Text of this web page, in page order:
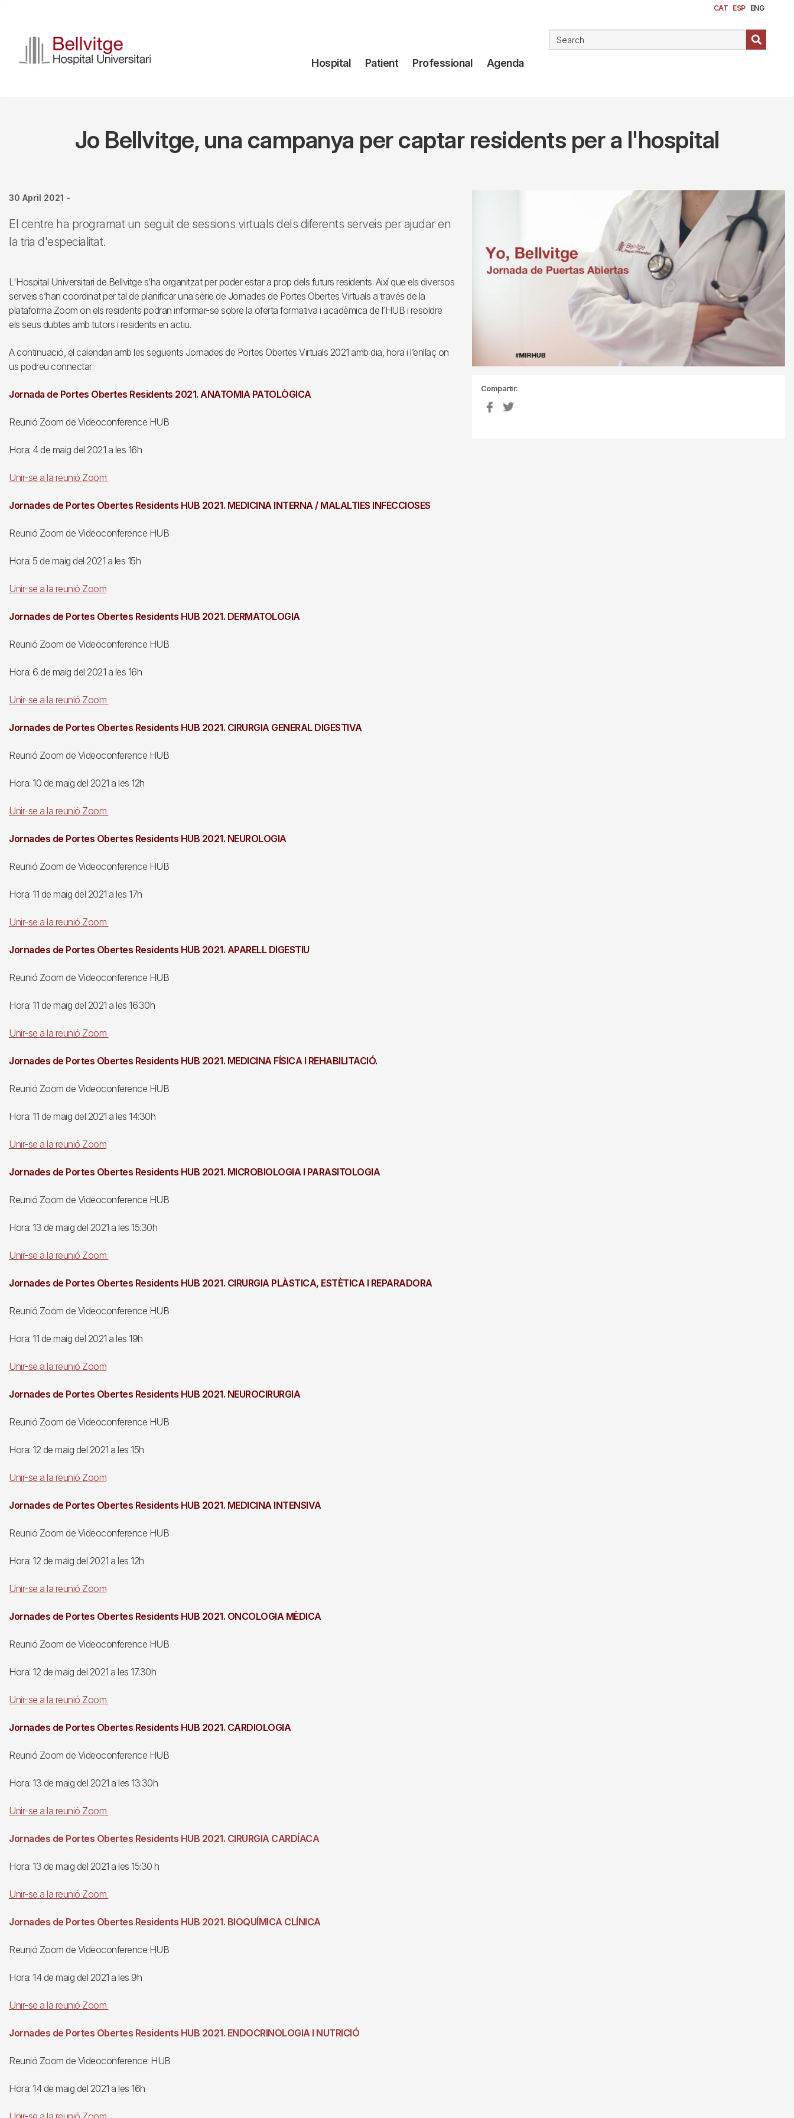
content
CAT ESP ENG
Navegación
Hospital Patient Professional Agenda
Jo Bellvitge, una campanya per captar residents per a l'hospital
30 April 2021 -
El centre ha programat un seguit de sessions virtuals dels diferents serveis per ajudar en
la tria d'especialitat.
L'Hospital Universitari de Bellvitge s’ha organitzat per poder estar a prop dels futurs residents. Així que els diversos
serveis s’han coordinat per tal de planificar una sèrie de Jornades de Portes Obertes Virtuals a través de la
plataforma Zoom on els residents podran informar-se sobre la oferta formativa i acadèmica de l’HUB i resoldre
els seus dubtes amb tutors i residents en actiu.
A continuació, el calendari amb les següents Jornades de Portes Obertes Virtuals 2021 amb dia, hora i l’enllaç on
us podreu connectar:
Jornada de Portes Obertes Residents 2021. ANATOMIA PATOLÒGICA
Reunió Zoom de Videoconference HUB
Hora: 4 de maig del 2021 a les 16h
Unir-se a la reunió Zoom
Jornades de Portes Obertes Residents HUB 2021. MEDICINA INTERNA / MALALTIES INFECCIOSES
Reunió Zoom de Videoconference HUB
Hora: 5 de maig del 2021 a les 15h
Unir-se a la reunió Zoom
Jornades de Portes Obertes Residents HUB 2021. DERMATOLOGIA
Reunió Zoom de Videoconference HUB
Hora: 6 de maig del 2021 a les 16h
Unir-se a la reunió Zoom
Jornades de Portes Obertes Residents HUB 2021. CIRURGIA GENERAL DIGESTIVA
Reunió Zoom de Videoconference HUB
Hora: 10 de maig del 2021 a les 12h
Unir-se a la reunió Zoom
Jornades de Portes Obertes Residents HUB 2021. NEUROLOGIA
Reunió Zoom de Videoconference HUB
Hora: 11 de maig del 2021 a les 17h
Unir-se a la reunió Zoom
Jornades de Portes Obertes Residents HUB 2021. APARELL DIGESTIU
Reunió Zoom de Videoconference HUB
Hora: 11 de maig del 2021 a les 16.30h
Unir-se a la reunió Zoom
Jornades de Portes Obertes Residents HUB 2021. MEDICINA FÍSICA I REHABILITACIÓ.
Reunió Zoom de Videoconference HUB
Hora: 11 de maig del 2021 a les 14:30h
Unir-se a la reunió Zoom
Jornades de Portes Obertes Residents HUB 2021. MICROBIOLOGIA I PARASITOLOGIA
Reunió Zoom de Videoconference HUB
Hora: 13 de maig del 2021 a les 15:30h
Unir-se a la reunió Zoom
Jornades de Portes Obertes Residents HUB 2021. CIRURGIA PLÀSTICA, ESTÈTICA I REPARADORA
Reunió Zoom de Videoconference HUB
Hora: 11 de maig del 2021 a les 19h
Unir-se a la reunió Zoom
Jornades de Portes Obertes Residents HUB 2021. NEUROCIRURGIA
Reunió Zoom de Videoconference HUB
Hora: 12 de maig del 2021 a les 15h
Unir-se a la reunió Zoom
Jornades de Portes Obertes Residents HUB 2021. MEDICINA INTENSIVA
Reunió Zoom de Videoconference HUB
Hora: 12 de maig del 2021 a les 12h
Unir-se a la reunió Zoom
Jornades de Portes Obertes Residents HUB 2021. ONCOLOGIA MÈDICA
Reunió Zoom de Videoconference HUB
Hora: 12 de maig del 2021 a les 17:30h
Unir-se a la reunió Zoom
Jornades de Portes Obertes Residents HUB 2021. CARDIOLOGIA
Reunió Zoom de Videoconference HUB
Hora: 13 de maig del 2021 a les 13:30h
Unir-se a la reunió Zoom
Jornades de Portes Obertes Residents HUB 2021. CIRURGIA CARDÍACA
Hora: 13 de maig del 2021 a les 15:30 h
Unir-se a la reunió Zoom
Jornades de Portes Obertes Residents HUB 2021. BIOQUÍMICA CLÍNICA
Reunió Zoom de Videoconference HUB
Hora: 14 de maig del 2021 a les 9h
Unir-se a la reunió Zoom
Jornades de Portes Obertes Residents HUB 2021. ENDOCRINOLOGIA I NUTRICIÓ
Reunió Zoom de Videoconference: HUB
Hora: 14 de maig del 2021 a les 16h
Compartir: